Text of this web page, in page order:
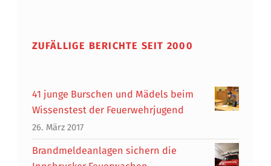
ZUFÄLLIGE BERICHTE SEIT 2000
41 junge Burschen und Mädels beim
Wissenstest der Feuerwehrjugend
26. März 2017
Brandmeldeanlagen sichern die